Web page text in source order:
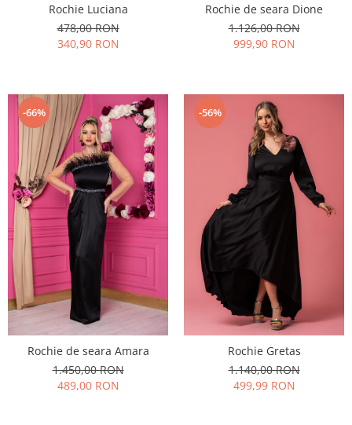
Rochie Luciana
478,00 RON
340,90 RON
Rochie de seara Dione
1.126,00 RON
999,90 RON
-66%
Rochie de seara Amara
1.450,00 RON
489,00 RON
-56%
Rochie Gretas
1.140,00 RON
499,99 RON